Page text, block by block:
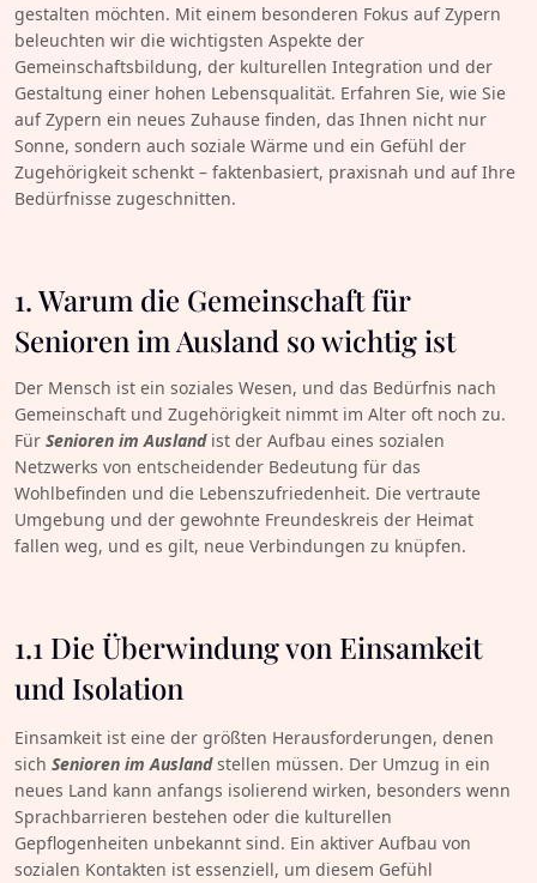
gestalten möchten. Mit einem besonderen Fokus auf Zypern
beleuchten wir die wichtigsten Aspekte der
Gemeinschaftsbildung, der kulturellen Integration und der
Gestaltung einer hohen Lebensqualität. Erfahren Sie, wie Sie
auf Zypern ein neues Zuhause finden, das Ihnen nicht nur
Sonne, sondern auch soziale Wärme und ein Gefühl der
Zugehörigkeit schenkt – faktenbasiert, praxisnah und auf Ihre
Bedürfnisse zugeschnitten.
1. Warum die Gemeinschaft für
Senioren im Ausland so wichtig ist
Der Mensch ist ein soziales Wesen, und das Bedürfnis nach
Gemeinschaft und Zugehörigkeit nimmt im Alter oft noch zu.
Für Senioren im Auslandist der Aufbau eines sozialen
Netzwerks von entscheidender Bedeutung für das
Wohlbefinden und die Lebenszufriedenheit. Die vertraute
Umgebung und der gewohnte Freundeskreis der Heimat
fallen weg, und es gilt, neue Verbindungen zu knüpfen.
1.1 Die Überwindung von Einsamkeit
und Isolation
Einsamkeit ist eine der größten Herausforderungen, denen
sich Senioren im Auslandstellen müssen. Der Umzug in ein
neues Land kann anfangs isolierend wirken, besonders wenn
Sprachbarrieren bestehen oder die kulturellen
Gepflogenheiten unbekannt sind. Ein aktiver Aufbau von
sozialen Kontakten ist essenziell, um diesem Gefühl